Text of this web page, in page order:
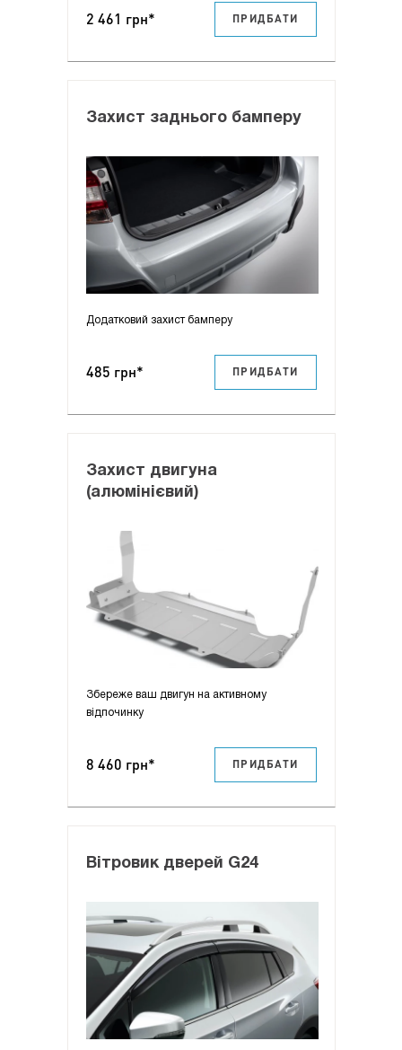
2 461 грн* ПРИДБАТИ
Захист заднього бамперу
Додатковий захист бамперу
485 грн* ПРИДБАТИ
Захист двигуна
(алюмінієвий)
Збереже ваш двигун на активному
відпочинку
8 460 грн* ПРИДБАТИ
Вітровик дверей G24